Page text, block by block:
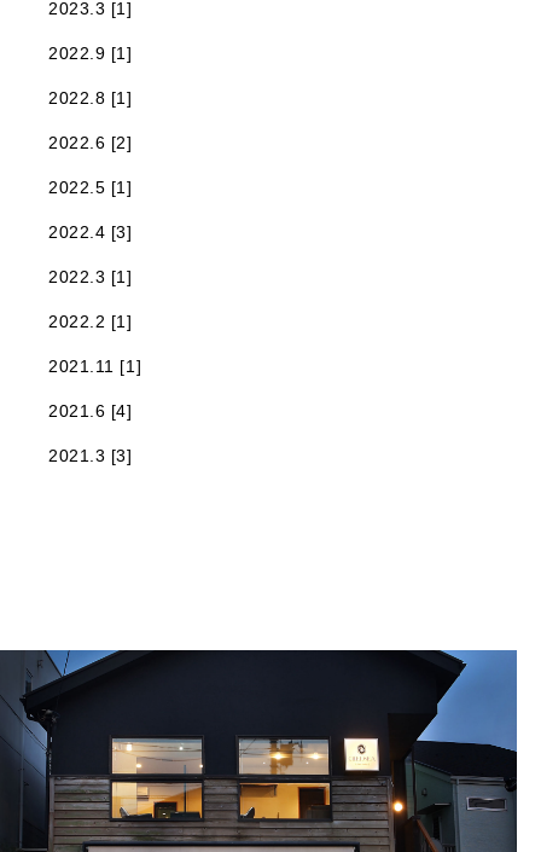
2023.3 [1]
2022.9 [1]
2022.8 [1]
2022.6 [2]
2022.5 [1]
2022.4 [3]
2022.3 [1]
2022.2 [1]
2021.11 [1]
2021.6 [4]
2021.3 [3]